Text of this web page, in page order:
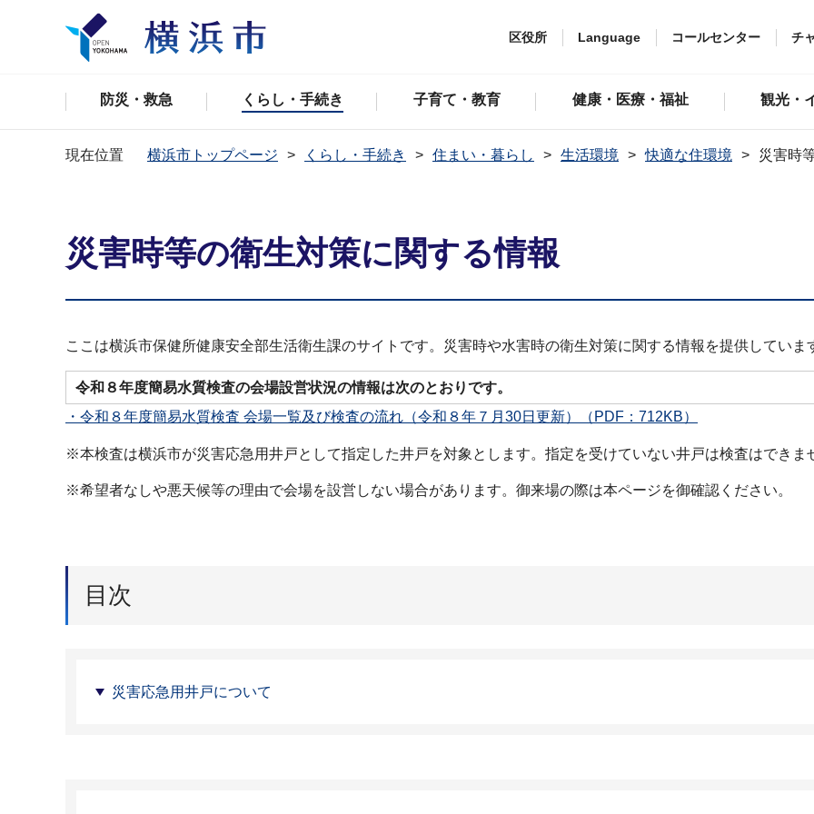
区役所 Language コールセンター チ
防災・救急 くらし・手続き 子育て・教育 健康・医療・福祉 観光・
現在位置 横浜市トップページ くらし・手続き 住まい・暮らし 生活環境 快適な住環境 災害時
災害時等の衛生対策に関する情報
ここは横浜市保健所健康安全部生活衛生課のサイトです。災害時や水害時の衛生対策に関する情報を提供していま
令和８年度簡易水質検査の会場設営状況の情報は次のとおりです。
・令和８年度簡易水質検査 会場一覧及び検査の流れ（令和８年７月30日更新）（PDF：712KB）
※本検査は横浜市が災害応急用井戸として指定した井戸を対象とします。指定を受けていない井戸は検査はできま
※希望者なしや悪天候等の理由で会場を設営しない場合があります。御来場の際は本ページを御確認ください。
目次
災害応急用井戸について